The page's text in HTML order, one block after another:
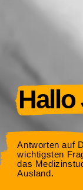
Hallo
Antworten auf
wichtigsten
das
Ausland.